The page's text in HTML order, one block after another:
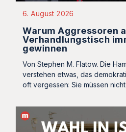
6. August 2026
Warum Aggressoren
Verhandlungstisch
gewinnen
Von Stephen M. Flatow. Die
verstehen etwas, das
oft vergessen: Sie müssen